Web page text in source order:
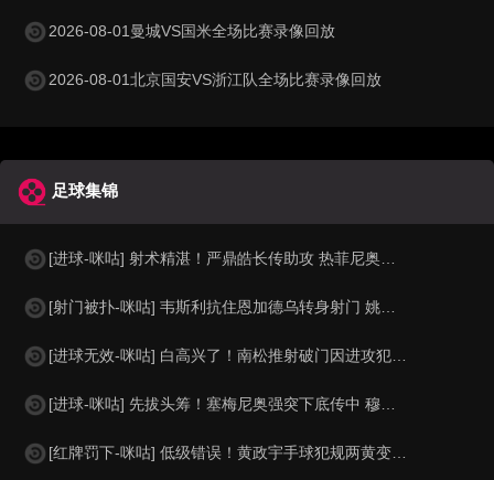
2026-08-01曼城VS国米全场比赛录像回放
2026-08-01北京国安VS浙江队全场比赛录像回放
足球集锦
[进球-咪咕] 射术精湛！严鼎皓长传助攻 热菲尼奥低射死角破门
[射门被扑-咪咕] 韦斯利抗住恩加德乌转身射门 姚浩洋及时化险
[进球无效-咪咕] 白高兴了！南松推射破门因进攻犯规在先被吹
[进球-咪咕] 先拔头筹！塞梅尼奥强突下底传中 穆巴马推空门得手
[红牌罚下-咪咕] 低级错误！黄政宇手球犯规两黄变一红被罚下